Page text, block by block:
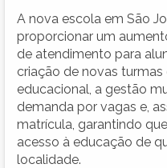
A nova escola em São
proporcionar um
de atendimento para
criação de novas
educacional, a gestão
demanda por vagas e,
matrícula, garantindo
acesso à educação de
localidade.